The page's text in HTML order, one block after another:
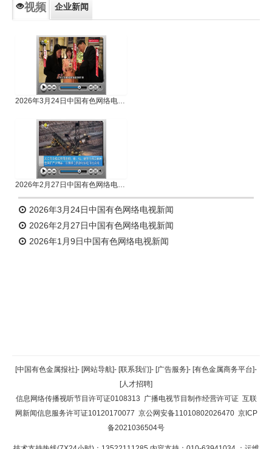
视频 企业新闻
2026年3月24日中国有色网络电视新闻
2026年2月27日中国有色网络电视新闻
2026年3月24日中国有色网络电视新闻
2026年2月27日中国有色网络电视新闻
2026年1月9日中国有色网络电视新闻
返回顶部
返回首页
[中国有色金属报社]- [网站导航]- [联系我们]- [广告服务]- [有色金属商务平台]-
[人才招聘]
信息网络传播视听节目许可证0108313 广播电视节目制作经营许可证 互联
网新闻信息服务许可证10120170077 京公网安备11010802026470 京ICP
备2021036504号